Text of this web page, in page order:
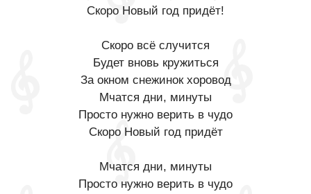
Скоро Новый год придёт!
Скоро всё случится
Будет вновь кружиться
За окном снежинок хоровод
Мчатся дни, минуты
Просто нужно верить в чудо
Скоро Новый год придёт
Мчатся дни, минуты
Просто нужно верить в чудо